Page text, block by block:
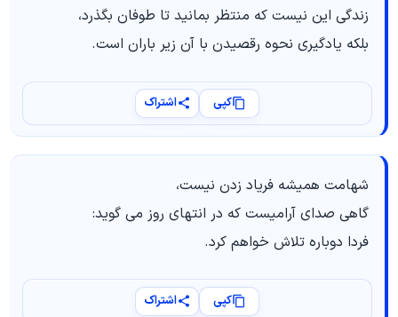
زندگی این نیست که منتظر بمانید تا طوفان بگذرد،
بلکه یادگیری نحوه رقصیدن با آن زیر باران است.
کپی اشتراک
شهامت همیشه فریاد زدن نیست،
گاهی صدای آرامیست که در انتهای روز می گوید:
فردا دوباره تلاش خواهم کرد.
کپی اشتراک